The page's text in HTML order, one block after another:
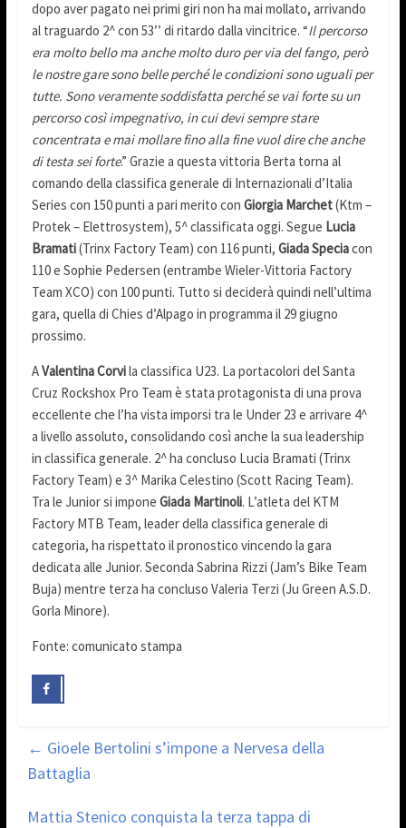
dopo aver pagato nei primi giri non ha mai mollato, arrivando
al traguardo 2^ con 53’’ di ritardo dalla vincitrice. “Il percorso
era molto bello ma anche molto duro per via del fango, però
le nostre gare sono belle perché le condizioni sono uguali per
tutte. Sono veramente soddisfatta perché se vai forte su un
percorso così impegnativo, in cui devi sempre stare
concentrata e mai mollare fino alla fine vuol dire che anche
di testa sei forte.” Grazie a questa vittoria Berta torna al
comando della classifica generale di Internazionali d’Italia
Series con 150 punti a pari merito con Giorgia Marchet(Ktm –
Protek – Elettrosystem), 5^ classificata oggi. Segue Lucia
Bramati(Trinx Factory Team) con 116 punti, Giada Speciacon
110 e Sophie Pedersen (entrambe Wieler-Vittoria Factory
Team XCO) con 100 punti. Tutto si deciderà quindi nell’ultima
gara, quella di Chies d’Alpago in programma il 29 giugno
prossimo.
AValentina Corvila classifica U23. La portacolori del Santa
Cruz Rockshox Pro Team è stata protagonista di una prova
eccellente che l’ha vista imporsi tra le Under 23 e arrivare 4^
a livello assoluto, consolidando così anche la sua leadership
in classifica generale. 2^ ha concluso Lucia Bramati (Trinx
Factory Team) e 3^ Marika Celestino (Scott Racing Team).
Tra le Junior si impone Giada Martinoli. L’atleta del KTM
Factory MTB Team, leader della classifica generale di
categoria, ha rispettato il pronostico vincendo la gara
dedicata alle Junior. Seconda Sabrina Rizzi (Jam’s Bike Team
Buja) mentre terza ha concluso Valeria Terzi (Ju Green A.S.D.
Gorla Minore).
Fonte: comunicato stampa
← Gioele Bertolini s’impone a Nervesa della
Battaglia
Mattia Stenico conquista la terza tappa di